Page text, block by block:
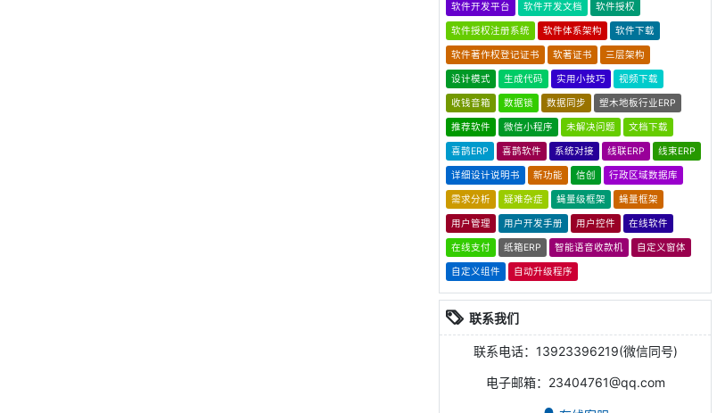
软件开发平台 软件开发文档 软件授权
软件授权注册系统 软件体系架构 软件下载
软件著作权登记证书 软著证书 三层架构
设计模式 生成代码 实用小技巧 视频下载
收钱音箱 数据锁 数据同步 塑木地板行业ERP
推荐软件 微信小程序 未解决问题 文档下载
喜鹊ERP 喜鹊软件 系统对接 线联ERP 线束ERP
详细设计说明书 新功能 信创 行政区域数据库
需求分析 疑难杂症 蝇量级框架 蝇量框架
用户管理 用户开发手册 用户控件 在线软件
在线支付 纸箱ERP 智能语音收款机 自定义窗体
自定义组件 自动升级程序
联系我们
联系电话：13923396219(微信同号)
电子邮箱：23404761@qq.com